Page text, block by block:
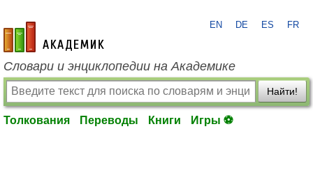
academic.ru
EN DE ES FR
Словари и энциклопедии на Академике
Найти!
Толкования Переводы Книги Игры ⚽